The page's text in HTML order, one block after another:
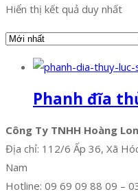
Hiển thị kết quả duy nhất
Phanh đĩa
Công Ty TNHH Hoàng
Địa chỉ: 112/6 Ấp 36, Xã
Nam
Hotline: 09 69 09 88 09 –